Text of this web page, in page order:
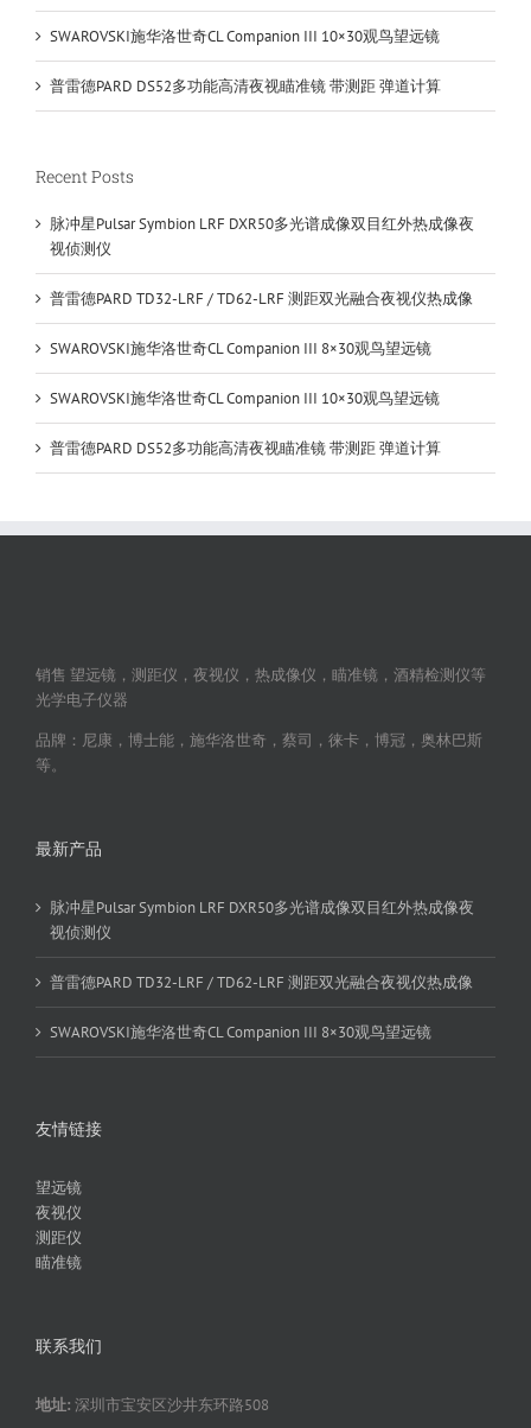
SWAROVSKI施华洛世奇CL Companion III 10×30观鸟望远镜
普雷德PARD DS52多功能高清夜视瞄准镜 带测距 弹道计算
Recent Posts
脉冲星Pulsar Symbion LRF DXR50多光谱成像双目红外热成像夜
视侦测仪
普雷德PARD TD32-LRF / TD62-LRF 测距双光融合夜视仪热成像
SWAROVSKI施华洛世奇CL Companion III 8×30观鸟望远镜
SWAROVSKI施华洛世奇CL Companion III 10×30观鸟望远镜
普雷德PARD DS52多功能高清夜视瞄准镜 带测距 弹道计算
销售 望远镜，测距仪，夜视仪，热成像仪，瞄准镜，酒精检测仪等
光学电子仪器
品牌：尼康，博士能，施华洛世奇，蔡司，徕卡，博冠，奥林巴斯
等。
最新产品
脉冲星Pulsar Symbion LRF DXR50多光谱成像双目红外热成像夜
视侦测仪
普雷德PARD TD32-LRF / TD62-LRF 测距双光融合夜视仪热成像
SWAROVSKI施华洛世奇CL Companion III 8×30观鸟望远镜
友情链接
望远镜
夜视仪
测距仪
瞄准镜
联系我们
地址: 深圳市宝安区沙井东环路508